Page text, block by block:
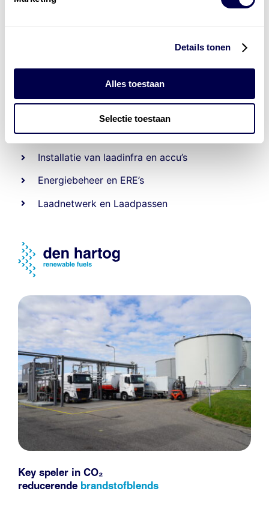
Details tonen
Alles toestaan
Selectie toestaan
Installatie van laadinfra en accu’s
Energiebeheer en ERE’s
Laadnetwerk en Laadpassen
Key speler in CO₂
reducerende brandstofblends